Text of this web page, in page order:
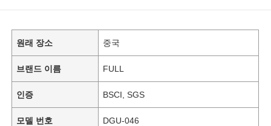
원래 장소 중국
브랜드 이름 FULL
인증 BSCI, SGS
모델 번호 DGU-046